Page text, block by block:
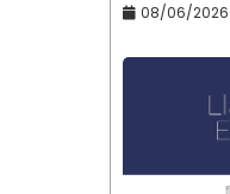
08/06/2026